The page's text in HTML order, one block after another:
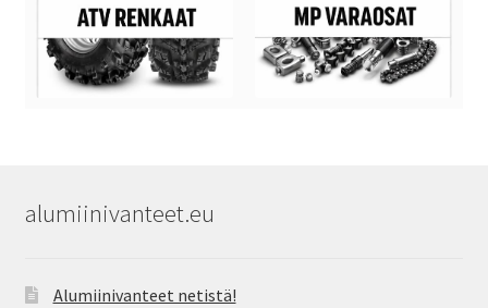
alumiinivanteet.eu
Alumiinivanteet netistä!